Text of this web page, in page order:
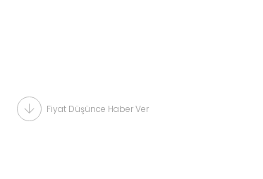
Fiyat Düşünce Haber Ver